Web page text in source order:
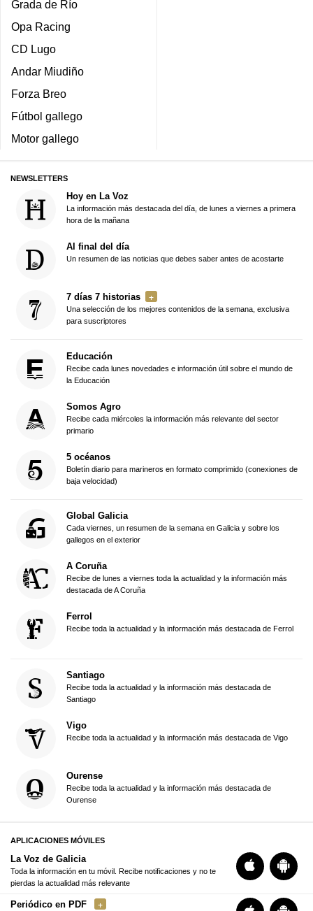
Grada de Río
Opa Racing
CD Lugo
Andar Miudiño
Forza Breo
Fútbol gallego
Motor gallego
NEWSLETTERS
Hoy en La Voz
La información más destacada del día, de lunes a viernes a primera
hora de la mañana
Al final del día
Un resumen de las noticias que debes saber antes de acostarte
7 días 7 historias
Una selección de los mejores contenidos de la semana, exclusiva
para suscriptores
Educación
Recibe cada lunes novedades e información útil sobre el mundo de
la Educación
Somos Agro
Recibe cada miércoles la información más relevante del sector
primario
5 océanos
Boletín diario para marineros en formato comprimido (conexiones de
baja velocidad)
Global Galicia
Cada viernes, un resumen de la semana en Galicia y sobre los
gallegos en el exterior
A Coruña
Recibe de lunes a viernes toda la actualidad y la información más
destacada de A Coruña
Ferrol
Recibe toda la actualidad y la información más destacada de Ferrol
Santiago
Recibe toda la actualidad y la información más destacada de
Santiago
Vigo
Recibe toda la actualidad y la información más destacada de Vigo
Ourense
Recibe toda la actualidad y la información más destacada de
Ourense
APLICACIONES MÓVILES
La Voz de Galicia
Toda la información en tu móvil. Recibe notificaciones y no te
pierdas la actualidad más relevante
Periódico en PDF